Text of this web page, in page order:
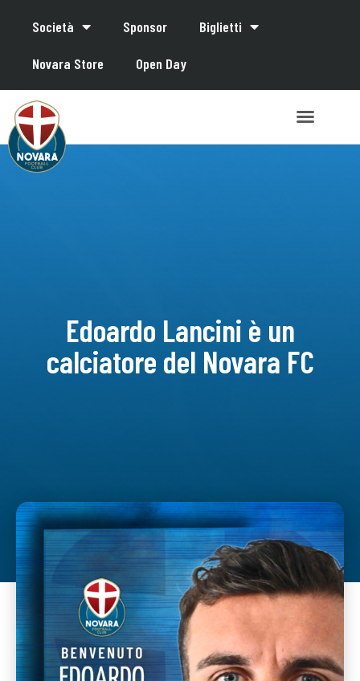
Società Sponsor Biglietti
Novara Store Open Day
Edoardo Lancini è un
calciatore del Novara FC